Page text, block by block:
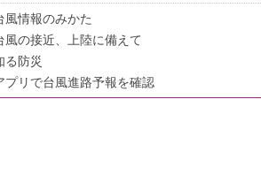
風情報のみかた
風の接近、上陸に備えて
る防災
プリで台風進路予報を確認